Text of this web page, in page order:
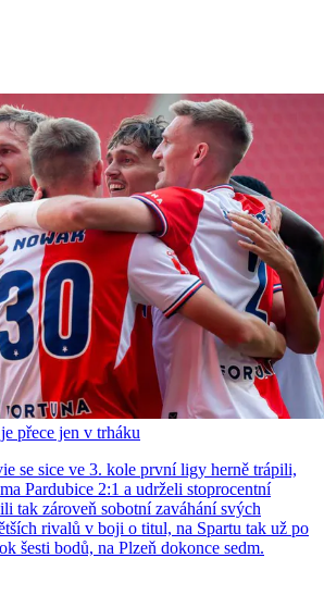
přece jen v trháku
se sice ve 3. kole první ligy herně trápili,
Pardubice 2:1 a udrželi stoprocentní
tak zároveň sobotní zaváhání svých
rivalů v boji o titul, na Spartu tak už po
šesti bodů, na Plzeň dokonce sedm.